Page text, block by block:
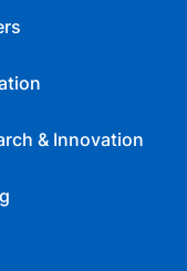
& Innovation